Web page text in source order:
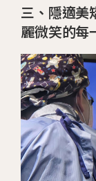
三、隱適美
麗微笑的每